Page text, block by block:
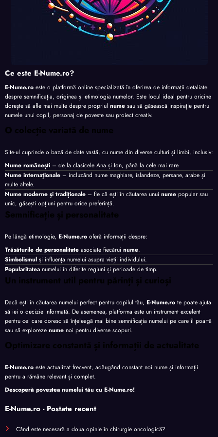
Ce este E-Nume.ro?
E-Nume.ro este o platformă online specializată în oferirea de informații detaliate
despre semnificația, originea și etimologia numelor. Este locul ideal pentru oricine
dorește să afle mai multe despre propriul nume sau să găsească inspirație pentru
numele unui copil, personaj de poveste sau proiect creativ.
O colecție variată de nume
Site-ul cuprinde o bază de date vastă, cu nume din diverse culturi și limbi, inclusiv:
Nume românești – de la clasicele Ana și Ion, până la cele mai rare.
Nume internaționale – incluzând nume maghiare, islandeze, persane, arabe și
multe altele.
Nume moderne și tradiționale – fie că ești în căutarea unui nume popular sau
unic, găsești opțiuni pentru orice preferință.
Semnificație și personalitate
Pe lângă etimologie, E-Nume.ro oferă informații despre:
Trăsăturile de personalitate asociate fiecărui nume.
Simbolismul și influența numelui asupra vieții individului.
Popularitatea numelui în diferite regiuni și perioade de timp.
Un instrument util pentru părinți și curioși
Dacă ești în căutarea numelui perfect pentru copilul tău, E-Nume.ro te poate ajuta
să iei o decizie informată. De asemenea, platforma este un instrument excelent
pentru cei care doresc să înțeleagă mai bine semnificația numelui pe care îl poartă
sau să exploreze nume noi pentru diverse scopuri.
Optimizare constantă și informații de actualitate
E-Nume.ro este actualizat frecvent, adăugând constant noi nume și informații
pentru a rămâne relevant și complet.
Descoperă povestea numelui tău cu E-Nume.ro!
E-Nume.ro - Postate recent
Când este necesară a doua opinie în chirurgie oncologică?